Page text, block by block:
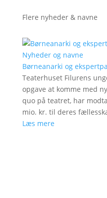
Flere nyheder & navne
Nyheder og navne
Børneanarki og
Teaterhuset Filurens
opgave at komme med
quo på teatret, har
mio. kr. til deres
Læs mere